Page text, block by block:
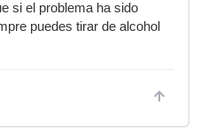
si el problema ha sido
puedes tirar de alcohol